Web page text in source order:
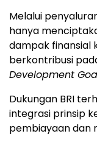
Melalui
hanya
dampak finansial
berkontribusi
Development
Dukungan BRI
integrasi prinsip
pembiayaan dan